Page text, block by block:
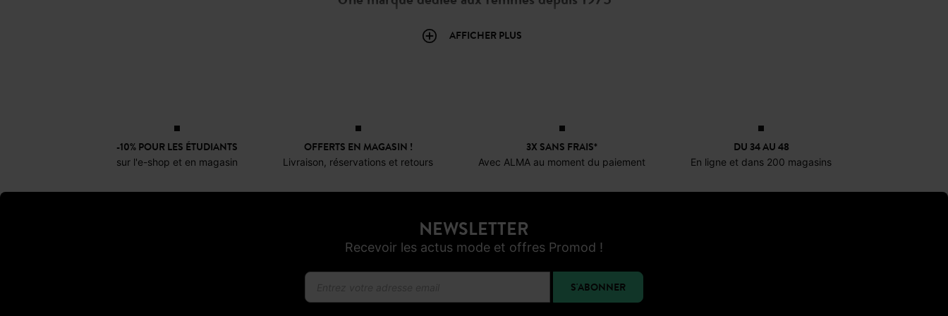
« Il n’y a pas de hasard, il n’y a que des rendez-vous », écrivait Paul Éluard. Ce n’est sans doute pas une coïncidence si Promod est née
la même année que la déclaration des droits des femmes. Fondée par Francis-Charles Pollet, Promod s’est construite avec une ambition
Depuis plusieurs années, Promod œuvre pour une mode plus responsable. Cela se traduit par plusieurs initiatives fortes :
Collection éco-conçue: réduction de l’impact environnemental dès la conception des vêtements.
Promod Couture: valorisation de nos tissus dormants avec la vente de coupons et de patrons pour la création DIY.
Le shopping mode femme Promod : en ligne et en boutique
dans l’une de nos 411 boutiques situées en France, Belgique, Suisse et Luxembourg. Bénéficiez aussi de la
pour profiter de ventes privées, cadeaux et événements
exclusifs.
AFFICHER PLUS
-10% POUR LES ÉTUDIANTS
sur l'e-shop et en magasin
OFFERTS EN MAGASIN !
Livraison, réservations et retours
3X SANS FRAIS*
Avec ALMA au moment du paiement
DU 34 AU 48
En ligne et dans 200 magasins
NEWSLETTER
Recevoir les actus mode et offres Promod !
S'ABONNER